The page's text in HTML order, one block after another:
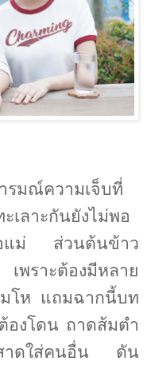
รมณ์ความเจ็บที่
เลาะกันยังไม่พอ
อแม่ ส่วนต้นข้าว
ราะต้องมีหลาย
โห แถมฉากนี้บท
องโดน ถาดส้มตำ
สาดใส่คนอื่น ดัน